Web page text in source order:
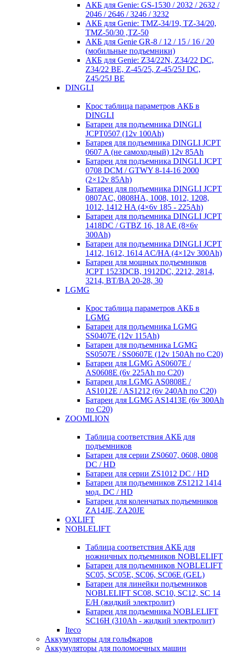
АКБ для Genie: GS-1530 / 2032 / 2632 /
2046 / 2646 / 3246 / 3232
АКБ для Genie: TMZ-34/19, TZ-34/20,
TMZ-50/30 ,TZ-50
АКБ для Genie GR-8 / 12 / 15 / 16 / 20
(мобильные подъемники)
АКБ для Genie: Z34/22N, Z34/22 DC,
Z34/22 BE, Z-45/25, Z-45/25J DC,
Z45/25J BE
DINGLI
Крос таблица параметров АКБ в
DINGLI
Батареи для подъемника DINGLI
JCPT0507 (12v 100Ah)
Батарея для подъемника DINGLI JCPT
0607 A (не самоходный) 12v 85Ah
Батареи для подъемника DINGLI JCPT
0708 DCM / GTWY 8-14-16 2000
(2×12v 85Ah)
Батареи для подъемника DINGLI JCPT
0807AC, 0808HA, 1008, 1012, 1208,
1012, 1412 HA (4×6v 185 - 225Ah)
Батареи для подъемника DINGLI JCPT
1418DC / GTBZ 16, 18 AE (8×6v
300Ah)
Батареи для подъемника DINGLI JCPT
1412, 1612, 1614 AC/HA (4×12v 300Ah)
Батареи для мощных подъемников
JCPT 1523DCB, 1912DC, 2212, 2814,
3214, BT/BA 20-28, 30
LGMG
Крос таблица параметров АКБ в
LGMG
Батареи для подъемника LGMG
SS0407E (12v 115Ah)
Батареи для подъемника LGMG
SS0507E / SS0607E (12v 150Ah по С20)
Батареи для LGMG AS0607E /
AS0608E (6v 225Ah по С20)
Батареи для LGMG AS0808E /
AS1012E / AS1212 (6v 240Ah по С20)
Батареи для LGMG AS1413E (6v 300Ah
по С20)
ZOOMLION
Таблица соответствия АКБ для
подъемников
Батареи для серии ZS0607, 0608, 0808
DC / HD
Батареи для серии ZS1012 DC / HD
Батареи для подъемников ZS1212 1414
мод. DC / HD
Батареи для коленчатых подъемников
ZA14JE, ZA20JE
OXLIFT
NOBLELIFT
Таблица соответствия АКБ для
ножничных подъемников NOBLELIFT
Батареи для подъемников NOBLELIFT
SC05, SC05E, SC06, SC06E (GEL)
Батареи для линейки подъемников
NOBLELIFT SC08, SC10, SC12, SC 14
E/H (жидкий электролит)
Батареи для подъемника NOBLELIFT
SC16H (310Ah - жидкий электролит)
Iteco
Аккумуляторы для гольфкаров
Аккумуляторы для поломоечных машин